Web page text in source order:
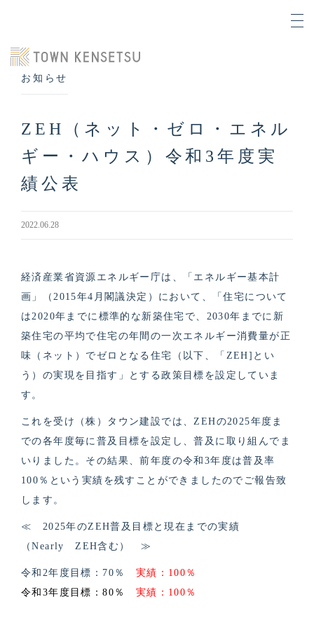
お知らせ
ZEH（ネット・ゼロ・エネル
ギー・ハウス）令和3年度実
績公表
2022.06.28
経済産業省資源エネルギー庁は、「エネルギー基本計
画」（2015年4月閣議決定）において、「住宅について
は2020年までに標準的な新築住宅で、2030年までに新
築住宅の平均で住宅の年間の一次エネルギー消費量が正
味（ネット）でゼロとなる住宅（以下、「ZEH]とい
う）の実現を目指す」とする政策目標を設定していま
す。
これを受け（株）タウン建設では、ZEHの2025年度ま
での各年度毎に普及目標を設定し、普及に取り組んでま
いりました。その結果、前年度の令和3年度は普及率
100％という実績を残すことができましたのでご報告致
します。
≪ 2025年のZEH普及目標と現在までの実績
（Nearly ZEH含む） ≫
令和2年度目標：70％ 実績：100％
令和3年度目標：80％
実績：100％